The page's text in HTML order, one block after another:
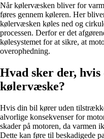
Når kølervæsken bliver for
føres gennem køleren. Her
kølervæsken køles ned og
processen. Derfor er det
kølesystemet for at sikre, at
overophedning.
Hvad sker der,
kølervæske?
Hvis din bil kører uden
alvorlige konsekvenser for
skader på motoren, da varmen
Dette kan føre til beskadigede